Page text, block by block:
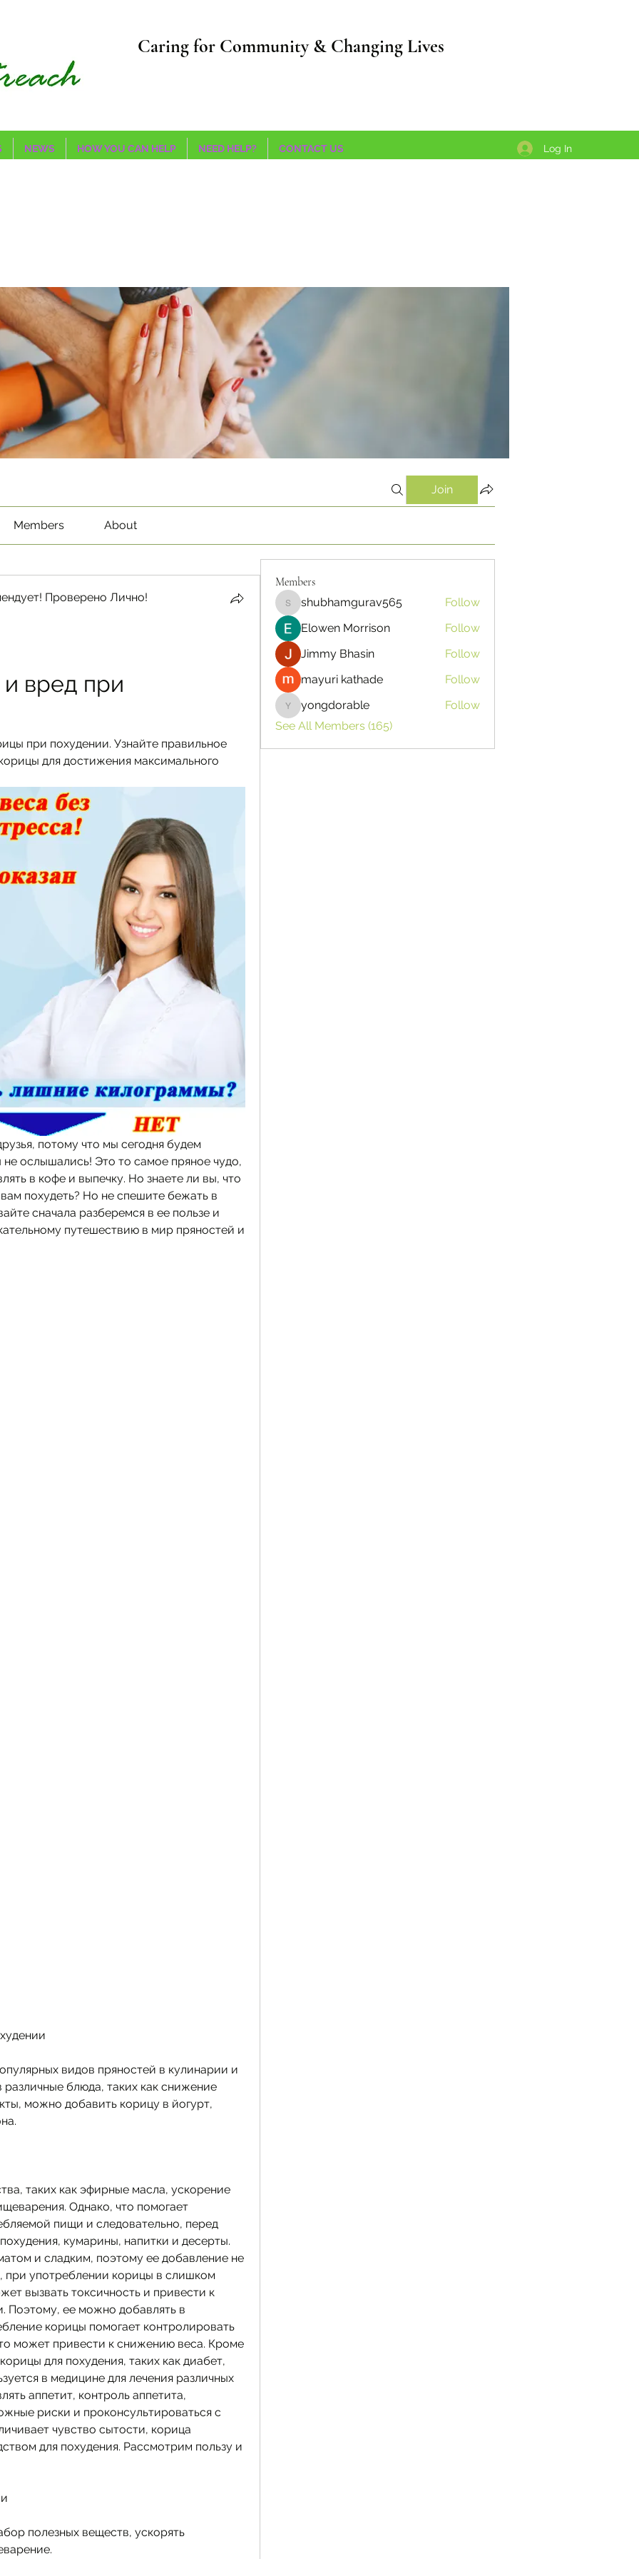
Caring for Community & Changing Lives
NEWS HOW YOU CAN HELP NEED HELP? CONTACT US Log In
Join
Members About
Проверено Лично!
вред при
при похудении. Узнайте правильное
для достижения максимального
потому что мы сегодня будем
ослышались! Это то самое пряное чудо,
в кофе и выпечку. Но знаете ли вы, что
похудеть? Но не спешите бежать в
сначала разберемся в ее пользе и
путешествию в мир пряностей и
видов пряностей в кулинарии и
блюда, таких как снижение
можно добавить корицу в йогурт,
таких как эфирные масла, ускорение
Однако, что помогает
пищи и следовательно, перед
кумарины, напитки и десерты.
и сладким, поэтому ее добавление не
при употреблении корицы в слишком
вызвать токсичность и привести к
Поэтому, ее можно добавлять в
корицы помогает контролировать
может привести к снижению веса. Кроме
для похудения, таких как диабет,
в медицине для лечения различных
аппетит, контроль аппетита,
риски и проконсультироваться с
чувство сытости, корица
для похудения. Рассмотрим пользу и
полезных веществ, ускорять
Members
shubhamgurav565
shubhamgurav565
Follow
Elowen Morrison
Follow
Jimmy Bhasin
Follow
mayuri kathade
Follow
yongdorable
yongdorable
Follow
See All Members (165)